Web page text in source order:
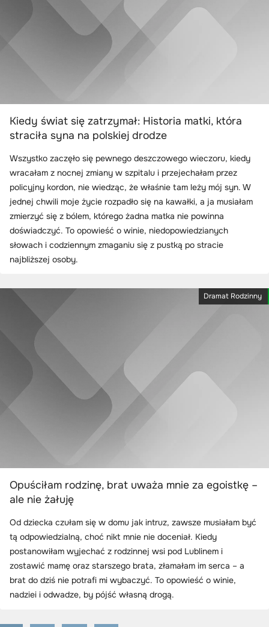
Kiedy świat się zatrzymał: Historia matki, która
straciła syna na polskiej drodze
Wszystko zaczęło się pewnego deszczowego wieczoru, kiedy
wracałam z nocnej zmiany w szpitalu i przejechałam przez
policyjny kordon, nie wiedząc, że właśnie tam leży mój syn. W
jednej chwili moje życie rozpadło się na kawałki, a ja musiałam
zmierzyć się z bólem, którego żadna matka nie powinna
doświadczyć. To opowieść o winie, niedopowiedzianych
słowach i codziennym zmaganiu się z pustką po stracie
najbliższej osoby.
Dramat Rodzinny
Opuściłam rodzinę, brat uważa mnie za egoistkę –
ale nie żałuję
Od dziecka czułam się w domu jak intruz, zawsze musiałam być
tą odpowiedzialną, choć nikt mnie nie doceniał. Kiedy
postanowiłam wyjechać z rodzinnej wsi pod Lublinem i
zostawić mamę oraz starszego brata, złamałam im serca – a
brat do dziś nie potrafi mi wybaczyć. To opowieść o winie,
nadziei i odwadze, by pójść własną drogą.